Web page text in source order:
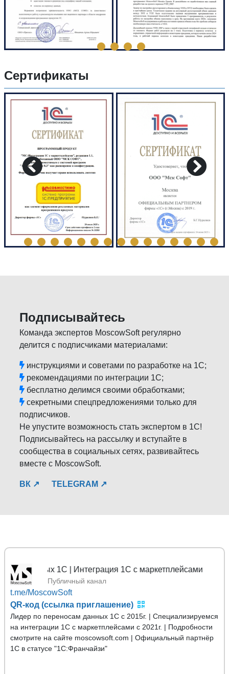
Сертификаты
Подписывайтесь
Команда экспертов MoscowSoft регулярно
делится с подписчиками материалами:
инструкциями и советами по разработке на 1С;
рекомендациями по интеграции 1С;
бесплатно делимся своими обработками;
секретными спецпредложениями только для
подписчиков.
Не упустите возможность стать экспертом в 1С!
Подписывайтесь на рассылку и вступайте в
сообщества в социальных сетях, развивайтесь
вместе с MoscowSoft.
ВК ↗ TELEGRAM ↗
1С | Интеграция 1С с маркетплейсами
Публичный канал
t.me/MoscowSoft
QR-код (ссылка приглашение)
Лидер по переносам данных 1С с 2015г. | Специализируемся
на интеграции 1С с маркетплейсами с 2021г. | Подробности
смотрите на сайте moscowsoft.com | Официальный партнёр
1С в статусе "1С:Франчайзи"